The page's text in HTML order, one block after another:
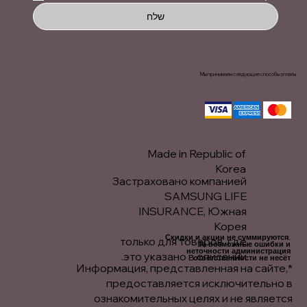
שלח
Мы принимаем следующие способы оплаты
Made in Republic of
Korea
Застраховано компанией
SAMSUNG LIFE
INSURANCE, Южная
Корея
только для товаров, где
это указано в описании.
Скидки и акции не суммируются.
За возможные ошибки и
неточности администрация
ответственности не несёт.
*Информация, представленная на сайте,
предоставляется исключительно в
ознакомительных целях и не является